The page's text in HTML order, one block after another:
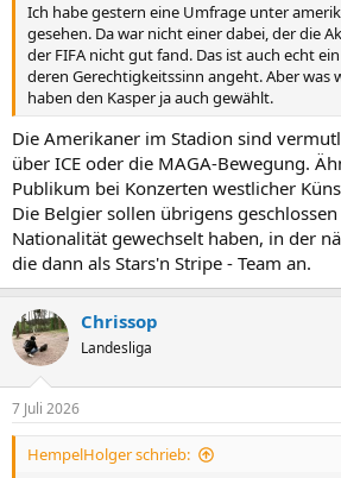
Ich habe gestern eine Umfrage unter
gesehen. Da war nicht einer dabei, der die
der FIFA nicht gut fand. Das ist auch echt
deren Gerechtigkeitssinn angeht. Aber was
haben den Kasper ja auch gewählt.
Die Amerikaner im Stadion sind
über ICE oder die MAGA-Bewegung.
Publikum bei Konzerten westlicher
Die Belgier sollen übrigens
Nationalität gewechselt haben, in der
die dann als Stars'n Stripe - Team an.
Chrissop
Landesliga
7 Juli 2026
HempelHolger schrieb: